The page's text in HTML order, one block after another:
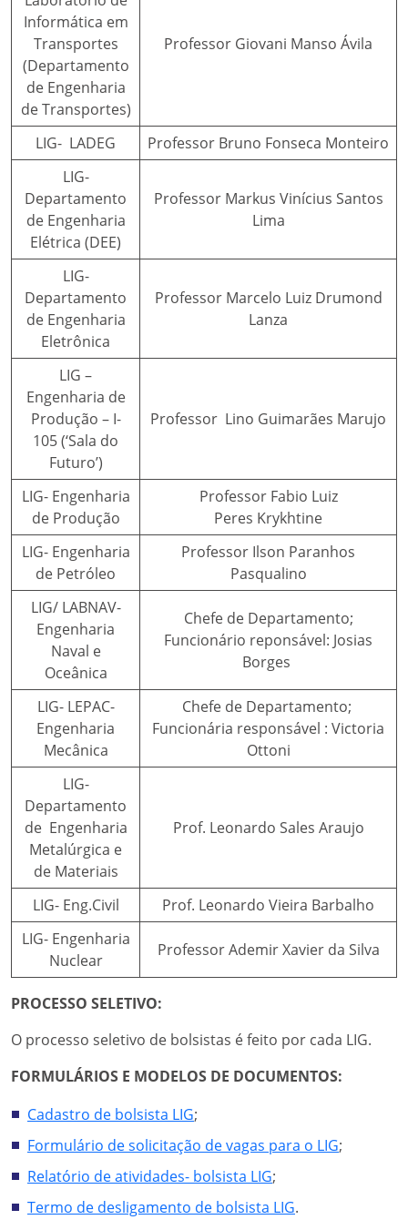
Informática em
Transportes
(Departamento
de Engenharia
de Transportes)
Professor Giovani Manso Ávila
LIG- LADEG
Professor Bruno Fonseca Monteiro
LIG-
Departamento
de Engenharia
Elétrica (DEE)
Professor Markus Vinícius Santos
Lima
LIG-
Departamento
de Engenharia
Eletrônica
Professor Marcelo Luiz Drumond
Lanza
LIG –
Engenharia de
Produção – I-
105 (‘Sala do
Futuro’)
Professor Lino Guimarães Marujo
LIG- Engenharia
de Produção
Professor Fabio Luiz
Peres Krykhtine
LIG- Engenharia
de Petróleo
Professor Ilson Paranhos
Pasqualino
LIG/ LABNAV-
Engenharia
Naval e
Oceânica
Chefe de Departamento;
Funcionário reponsável: Josias
Borges
LIG- LEPAC-
Engenharia
Mecânica
Chefe de Departamento;
Funcionária responsável : Victoria
Ottoni
LIG-
Departamento
de Engenharia
Metalúrgica e
de Materiais
Prof. Leonardo Sales Araujo
LIG- Eng.Civil
Prof. Leonardo Vieira Barbalho
LIG- Engenharia
Nuclear
Professor Ademir Xavier da Silva
PROCESSO SELETIVO:
O processo seletivo de bolsistas é feito por cada LIG.
FORMULÁRIOS E MODELOS DE DOCUMENTOS:
Cadastro de bolsista LIG;
Formulário de solicitação de vagas para o LIG;
Relatório de atividades- bolsista LIG;
Termo de desligamento de bolsista LIG.